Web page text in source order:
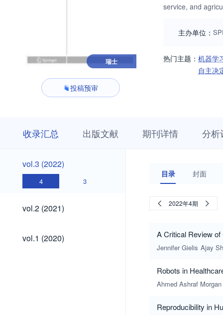
瑞士
投稿预审
service, and
主办单位：
热门主题： 机器学
自主决
收录汇总 出版文献 期刊详情 分析
vol.3
(2022)
vol.3 (2022)
4 3
vol.2
(2021)
vol.2 (2021)
vol.1
(2020)
vol.1 (2020)
目录 封面
2022年4期
A Critical Review
Jennifer Gielis Ajay
Robots in
Ahmed Ashraf Morgan
Reproducibility in